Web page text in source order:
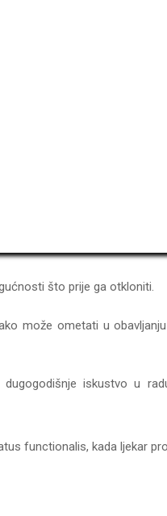
što prije ga otkloniti.
može ometati u
iskustvo u
functionalis, kada ljekar